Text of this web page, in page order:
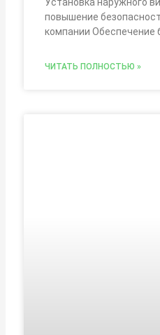
Установка наружного
повышение
компании Обеспечение
ЧИТАТЬ ПОЛНОСТЬЮ »